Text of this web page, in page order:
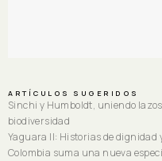
ARTÍCULOS SUGERIDOS
Sinchi y Humboldt, uniendo
biodiversidad
Yaguara II: Historias de dignidad
Colombia suma una nueva